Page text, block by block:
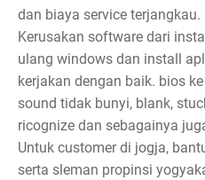
dan biaya service terjangkau.
Kerusakan software dari
ulang windows dan install
kerjakan dengan baik. bios
sound tidak bunyi, blank,
ricognize dan sebagainya
Untuk customer di jogja,
serta sleman propinsi